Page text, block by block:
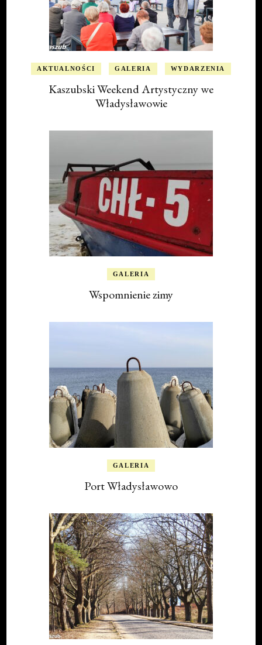
AKTUALNOŚCI GALERIA WYDARZENIA
Kaszubski Weekend Artystyczny we
Władysławowie
GALERIA
Wspomnienie zimy
GALERIA
Port Władysławowo